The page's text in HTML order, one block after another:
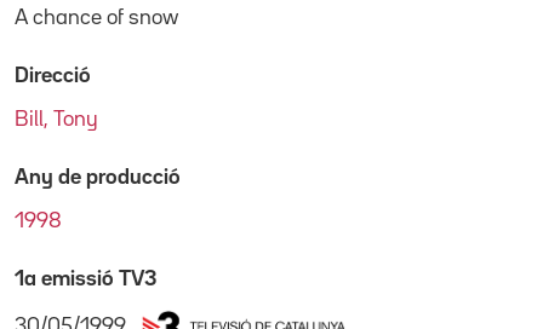
A chance of snow
Direcció
Bill, Tony
Any de producció
1998
1a emissió TV3